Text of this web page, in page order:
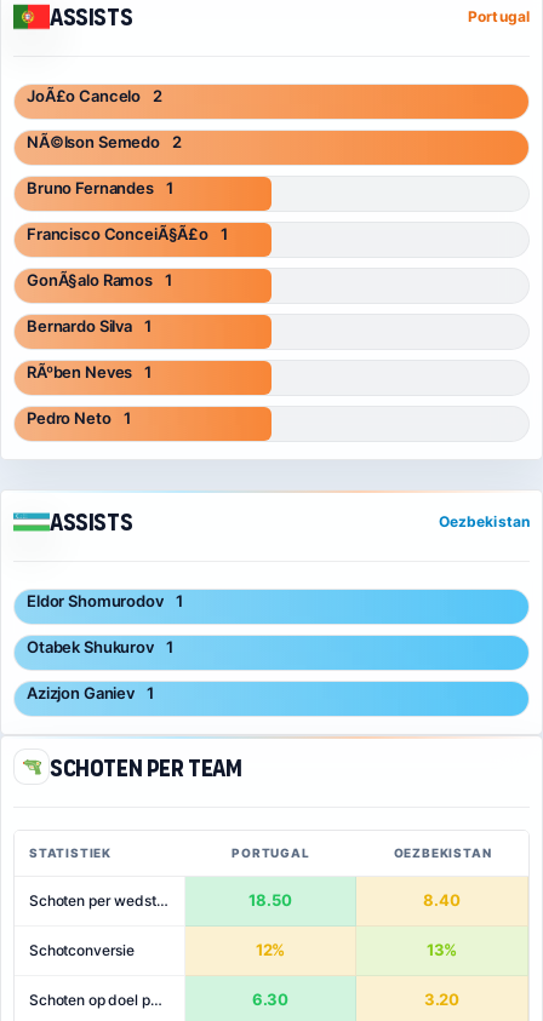
Assists Portugal
JoÃ£o Cancelo 2
NÃ©lson Semedo 2
Bruno Fernandes 1
Francisco ConceiÃ§Ã£o 1
GonÃ§alo Ramos 1
Bernardo Silva 1
RÃºben Neves 1
Pedro Neto 1
Assists Oezbekistan
Eldor Shomurodov 1
Otabek Shukurov 1
Azizjon Ganiev 1
Schoten per team
STATISTIEK PORTUGAL OEZBEKISTAN
Schoten per wedstrijd 18.50 8.40
Schotconversie 12% 13%
Schoten op doel per wedstrijd 6.30 3.20